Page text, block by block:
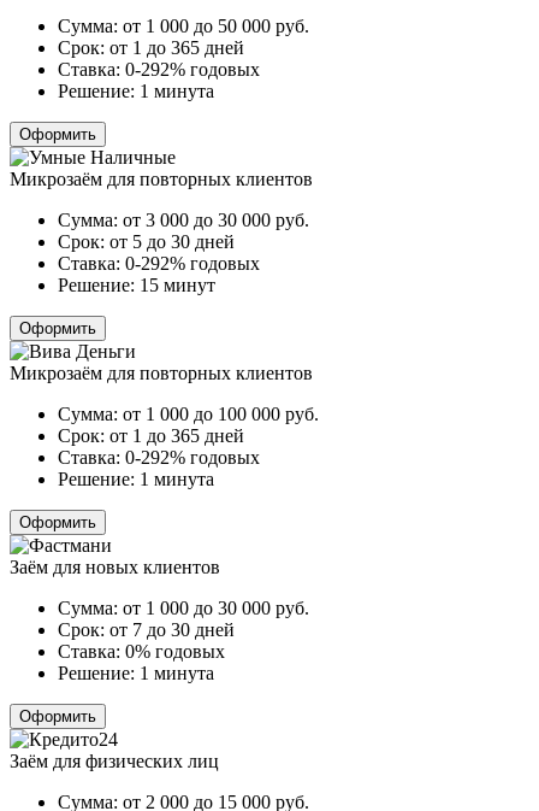
Сумма: от 1 000 до 50 000 руб.
Срок: от 1 до 365 дней
Ставка: 0-292% годовых
Решение: 1 минута
Оформить
Микрозаём для повторных клиентов
Сумма: от 3 000 до 30 000 руб.
Срок: от 5 до 30 дней
Ставка: 0-292% годовых
Решение: 15 минут
Оформить
Микрозаём для повторных клиентов
Сумма: от 1 000 до 100 000 руб.
Срок: от 1 до 365 дней
Ставка: 0-292% годовых
Решение: 1 минута
Оформить
Заём для новых клиентов
Сумма: от 1 000 до 30 000 руб.
Срок: от 7 до 30 дней
Ставка: 0% годовых
Решение: 1 минута
Оформить
Заём для физических лиц
Сумма: от 2 000 до 15 000 руб.